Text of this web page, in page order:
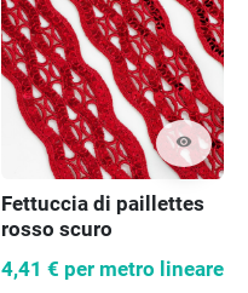
visibility
Fettuccia di paillettes
rosso scuro
4,41 € per metro lineare